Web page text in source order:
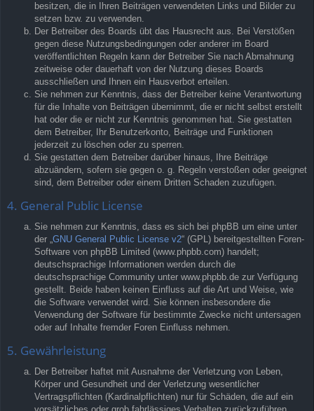
besitzen, die in Ihren Beiträgen verwendeten Links und Bilder zu
setzen bzw. zu verwenden.
Der Betreiber des Boards übt das Hausrecht aus. Bei Verstößen
gegen diese Nutzungsbedingungen oder anderer im Board
veröffentlichten Regeln kann der Betreiber Sie nach Abmahnung
zeitweise oder dauerhaft von der Nutzung dieses Boards
ausschließen und Ihnen ein Hausverbot erteilen.
Sie nehmen zur Kenntnis, dass der Betreiber keine Verantwortung
für die Inhalte von Beiträgen übernimmt, die er nicht selbst erstellt
hat oder die er nicht zur Kenntnis genommen hat. Sie gestatten
dem Betreiber, Ihr Benutzerkonto, Beiträge und Funktionen
jederzeit zu löschen oder zu sperren.
Sie gestatten dem Betreiber darüber hinaus, Ihre Beiträge
abzuändern, sofern sie gegen o. g. Regeln verstoßen oder geeignet
sind, dem Betreiber oder einem Dritten Schaden zuzufügen.
4. General Public License
Sie nehmen zur Kenntnis, dass es sich bei phpBB um eine unter
der „GNU General Public License v2“ (GPL) bereitgestellten Foren-
Software von phpBB Limited (www.phpbb.com) handelt;
deutschsprachige Informationen werden durch die
deutschsprachige Community unter www.phpbb.de zur Verfügung
gestellt. Beide haben keinen Einfluss auf die Art und Weise, wie
die Software verwendet wird. Sie können insbesondere die
Verwendung der Software für bestimmte Zwecke nicht untersagen
oder auf Inhalte fremder Foren Einfluss nehmen.
5. Gewährleistung
Der Betreiber haftet mit Ausnahme der Verletzung von Leben,
Körper und Gesundheit und der Verletzung wesentlicher
Vertragspflichten (Kardinalpflichten) nur für Schäden, die auf ein